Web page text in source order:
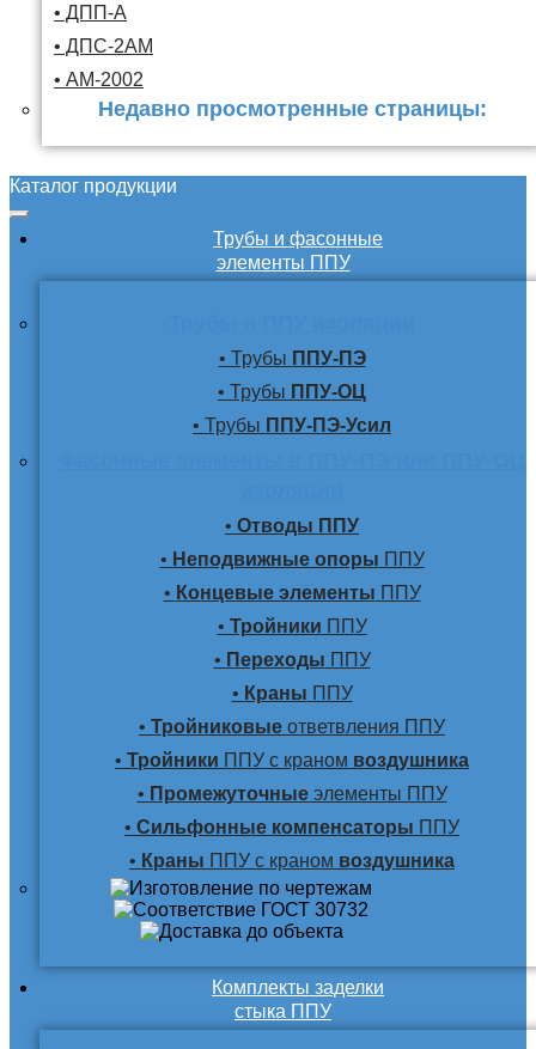
• ДПП-А
• ДПС-2АМ
• АМ-2002
Недавно просмотренные страницы:
Каталог продукции
Трубы и фасонные
элементы ППУ
• Трубы ППУ-ПЭ
• Трубы ППУ-ОЦ
• Трубы ППУ-ПЭ-Усил
• Отводы ППУ
• Неподвижные опоры ППУ
• Концевые элементы ППУ
• Тройники ППУ
• Переходы ППУ
• Краны ППУ
• Тройниковые ответвления ППУ
• Тройники ППУ с краном воздушника
• Промежуточныеэлементы ППУ
• Сильфонные компенсаторы ППУ
• Краны ППУ с краном воздушника
Комплекты заделки
стыка ППУ